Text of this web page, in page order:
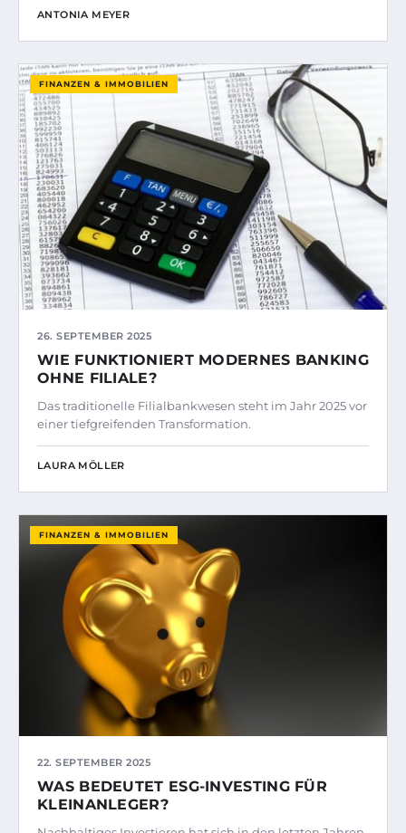
ANTONIA MEYER
FINANZEN & IMMOBILIEN
26. SEPTEMBER 2025
WIE FUNKTIONIERT MODERNES BANKING
OHNE FILIALE?
Das traditionelle Filialbankwesen steht im Jahr 2025 vor
einer tiefgreifenden Transformation.
LAURA MÖLLER
FINANZEN & IMMOBILIEN
22. SEPTEMBER 2025
WAS BEDEUTET ESG-INVESTING FÜR
KLEINANLEGER?